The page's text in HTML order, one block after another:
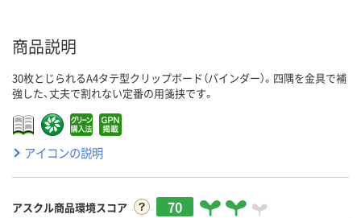
商品説明
30枚とじられるA4タテ型クリップボード（バインダー）。四隅を金具で補
強した、丈夫で割れない定番の用箋挟です。
アイコンの説明
アスクル商品環境スコア 70